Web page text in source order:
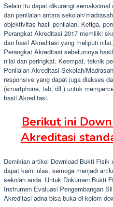
Selain itu dapat dikurangi semaksimal
dan penilaian antara sekolah/
objektivitas hasil penilaian. Ketiga,
Perangkat Akreditasi 2017 memiliki
dan hasil Akreditasi yang meliputi
Perangkat Akreditasi sebelumnya
nilai dan peringkat. Keempat, teknik
Penilaian Akreditasi Sekolah/
responsive yang dapat juga diakses
(smartphone, tab, dll.) untuk
hasil Akreditasi.
Berikut ini
Akreditasi
Demikian artikel Download Bukti
dapat kami ulas, semoga menjadi
sekolah anda. Untuk Dokumen Bukti
Instrumen Evaluasi Pengembangan
Akreditasi adna bisa buka di kolom